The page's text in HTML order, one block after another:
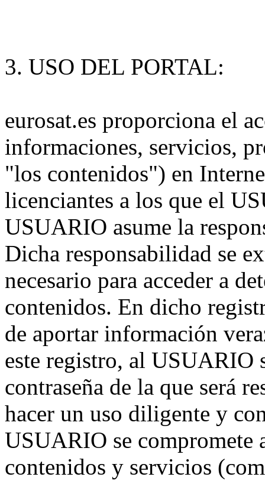
3. USO DEL PORTAL:
eurosat.es proporciona el
informaciones, servicios,
"los contenidos") en
licenciantes a los que el
USUARIO asume la
Dicha responsabilidad se
necesario para acceder a
contenidos. En dicho
de aportar información
este registro, al USUARIO
contraseña de la que será
hacer un uso diligente y
USUARIO se compromete
contenidos y servicios